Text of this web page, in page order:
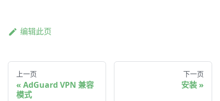
编辑此页
上一页
AdGuard VPN 兼容
模式
下一页
安装